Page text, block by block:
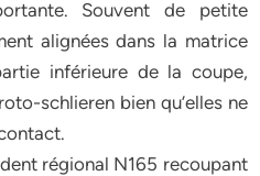
Souvent de petite
alignées dans la matrice
inférieure de la coupe,
schlieren bien qu’elles ne
régional N165 recoupant